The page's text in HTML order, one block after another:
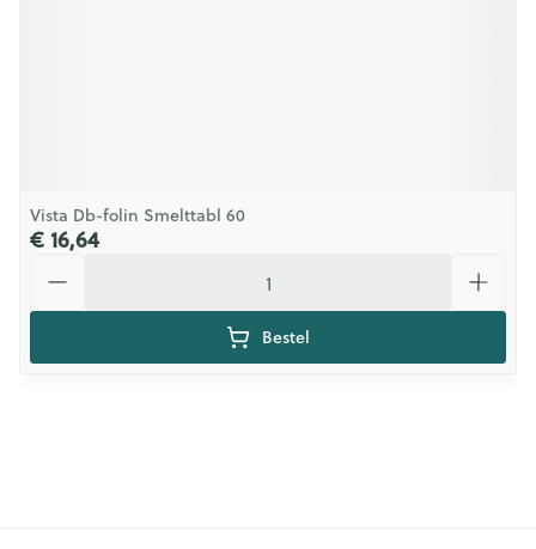
Vista Db-folin Smelttabl 60
€ 16,64
Bestel